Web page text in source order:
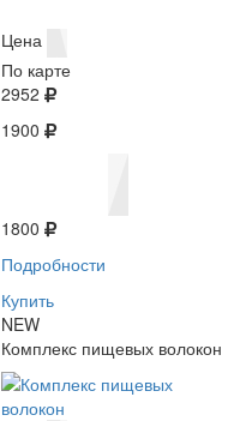
Цена
По карте
2952
1900
1800
Подробности
Купить
NEW
Комплекс пищевых волокон